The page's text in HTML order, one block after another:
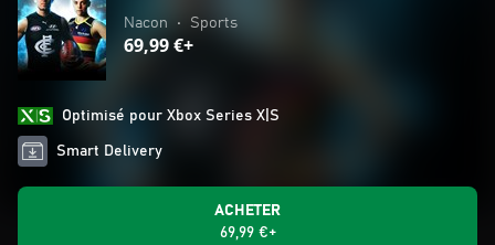
Nacon • Sports
69,99 €+
Optimisé pour Xbox Series X|S
Smart Delivery
ACHETER
69,99 €+